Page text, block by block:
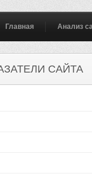
Главная Анализ
САЙТА